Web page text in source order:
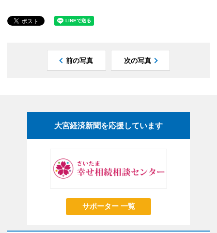
前の写真 次の写真
大宮経済新聞を応援しています
サポーター 一覧